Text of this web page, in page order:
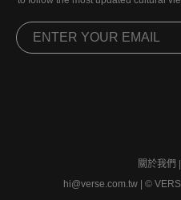
關於我們
hi@verse.com.tw
©